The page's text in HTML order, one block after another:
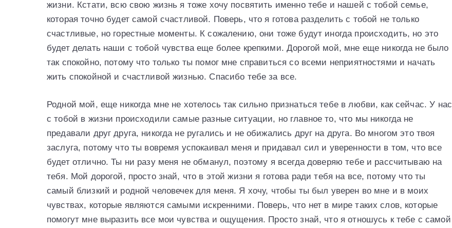
жизни. Кстати, всю свою жизнь я тоже хочу посвятить именно тебе и нашей с тобой семье,
которая точно будет самой счастливой. Поверь, что я готова разделить с тобой не только
счастливые, но горестные моменты. К сожалению, они тоже будут иногда происходить, но это
будет делать наши с тобой чувства еще более крепкими. Дорогой мой, мне еще никогда не было
так спокойно, потому что только ты помог мне справиться со всеми неприятностями и начать
жить спокойной и счастливой жизнью. Спасибо тебе за все.
Родной мой, еще никогда мне не хотелось так сильно признаться тебе в любви, как сейчас. У нас
с тобой в жизни происходили самые разные ситуации, но главное то, что мы никогда не
предавали друг друга, никогда не ругались и не обижались друг на друга. Во многом это твоя
заслуга, потому что ты вовремя успокаивал меня и придавал сил и уверенности в том, что все
будет отлично. Ты ни разу меня не обманул, поэтому я всегда доверяю тебе и рассчитываю на
тебя. Мой дорогой, просто знай, что в этой жизни я готова ради тебя на все, потому что ты
самый близкий и родной человечек для меня. Я хочу, чтобы ты был уверен во мне и в моих
чувствах, которые являются самыми искренними. Поверь, что нет в мире таких слов, которые
помогут мне выразить все мои чувства и ощущения. Просто знай, что я отношусь к тебе с самой